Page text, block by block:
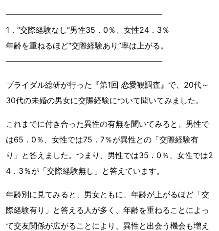
――――――――――――――――――――
1．“交際経験なし”男性35．0％、女性24．3％
年齢を重ねるほど“交際経験あり”率は上がる。
――――――――――――――――――――
ブライダル総研が行った『第1回 恋愛観調査』で、20代～
30代の未婚の男女に交際経験について聞いてみました。
これまでに付き合った異性の有無を聞いてみると、男性で
は65．0％、女性では75．7％が異性との「交際経験有
り」と答えました。つまり、男性では35．0％、女性では2
4．3％が「交際経験無し」と答えています。
年齢別に見てみると、男女ともに、年齢が上がるほど「交
際経験有り」と答える人が多く、年齢を重ねることによっ
て交友関係が広がることにより、異性と出会う機会も増え